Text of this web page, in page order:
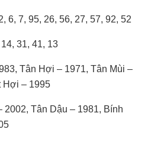
6, 7, 95, 26, 56, 27, 57, 92, 52
31, 41, 13
Tân Hợi – 1971, Tân Mùi –
Hợi – 1995
2002, Tân Dậu – 1981, Bính